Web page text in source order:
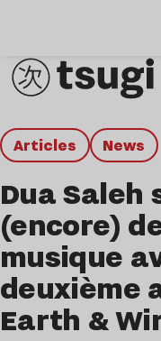
Articles news
Dua Saleh
(encore)
musique
deuxième
Earth &